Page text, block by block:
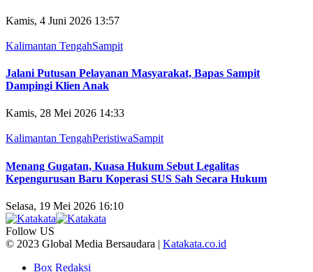
Kamis, 4 Juni 2026 13:57
Kalimantan TengahSampit
Jalani Putusan Pelayanan Masyarakat, Bapas Sampit
Dampingi Klien Anak
Kamis, 28 Mei 2026 14:33
Kalimantan TengahPeristiwaSampit
Menang Gugatan, Kuasa Hukum Sebut Legalitas
Kepengurusan Baru Koperasi SUS Sah Secara Hukum
Selasa, 19 Mei 2026 16:10
Follow US
© 2023 Global Media Bersaudara | Katakata.co.id
Box Redaksi